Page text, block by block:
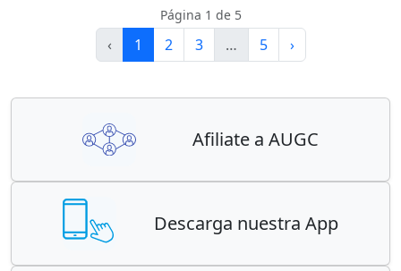
Página 1 de 5
‹ 1 2 3 … 5 ›
Afiliate a AUGC
Descarga nuestra App